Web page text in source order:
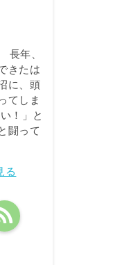
長年、
きたは
に、頭
てしま
！」と
闘って
る